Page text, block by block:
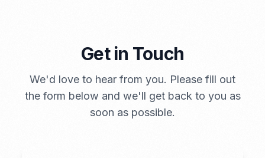
Get in Touch
We'd love to hear from you. Please fill out
the form below and we'll get back to you as
soon as possible.